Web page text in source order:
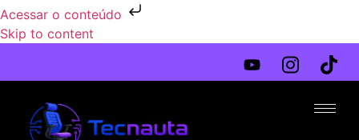
Acessar o conteúdo
Skip to content